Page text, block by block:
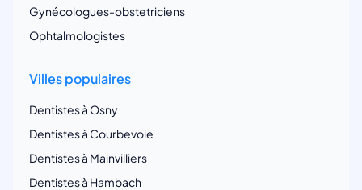
Gynécologues-obstetriciens
Ophtalmologistes
Villes populaires
Dentistes à Osny
Dentistes à Courbevoie
Dentistes à Mainvilliers
Dentistes à Hambach